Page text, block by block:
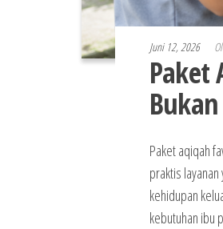
Juni 12, 2026
Paket
Paket aqiqah
praktis
kehidupan
kebutuhan ibu